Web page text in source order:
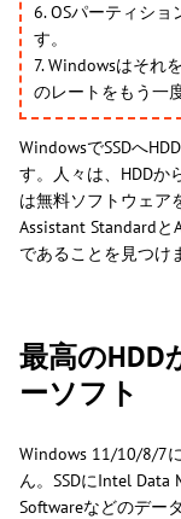
6. OSパーティショ
す。
7. Windowsはそれ
のレートをもう一
WindowsでSSDへ
す。人々は、HDDか
は無料ソフトウェア
Assistant Standardと
であることを見つけ
最高のHDD
ーソフト
Windows 11/10/8/7
ん。SSDにIntel Data
Softwareなどのデー